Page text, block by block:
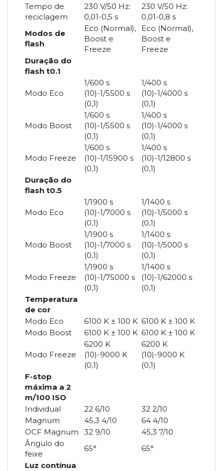
Tempo de
reciclagem
230 V/50 Hz:
0,01-0,5 s
230 V/50 Hz:
0,01-0,8 s
Modos de
flash
Eco (Normal),
Boost e
Freeze
Eco (Normal),
Boost e
Freeze
Duração do
flash t0.1
Modo Eco
1/600 s
(10)-1/5500 s
(0,1)
1/400 s
(10)-1/4000 s
(0,1)
Modo Boost
1/600 s
(10)-1/5500 s
(0,1)
1/400 s
(10)-1/4000 s
(0,1)
Modo Freeze
1/600 s
(10)-1/15900 s
(0,1)
1/400 s
(10)-1/12800 s
(0,1)
Duração do
flash t0.5
Modo Eco
1/1900 s
(10)-1/7000 s
(0,1)
1/1400 s
(10)-1/5000 s
(0,1)
Modo Boost
1/1900 s
(10)-1/7000 s
(0,1)
1/1400 s
(10)-1/5000 s
(0,1)
Modo Freeze
1/1900 s
(10)-1/75000 s
(0,1)
1/1400 s
(10)-1/62000 s
(0,1)
Temperatura
de cor
Modo Eco
6100 K ± 100 K 6100 K ± 100 K
Modo Boost
6100 K ± 100 K 6100 K ± 100 K
Modo Freeze
6200 K
(10)-9000 K
(0,1)
6200 K
(10)-9000 K
(0,1)
F-stop
máxima a 2
m/100 ISO
Individual
22 6/10
32 2/10
Magnum
45,3 4/10
64 4/10
OCF Magnum
32 9/10
45,3 7/10
Ângulo do
feixe
65°
65°
Luz contínua